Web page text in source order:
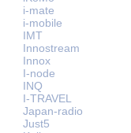
i-mate
i-mobile
IMT
Innostream
Innox
I-node
INQ
I-TRAVEL
Japan-radio
Just5